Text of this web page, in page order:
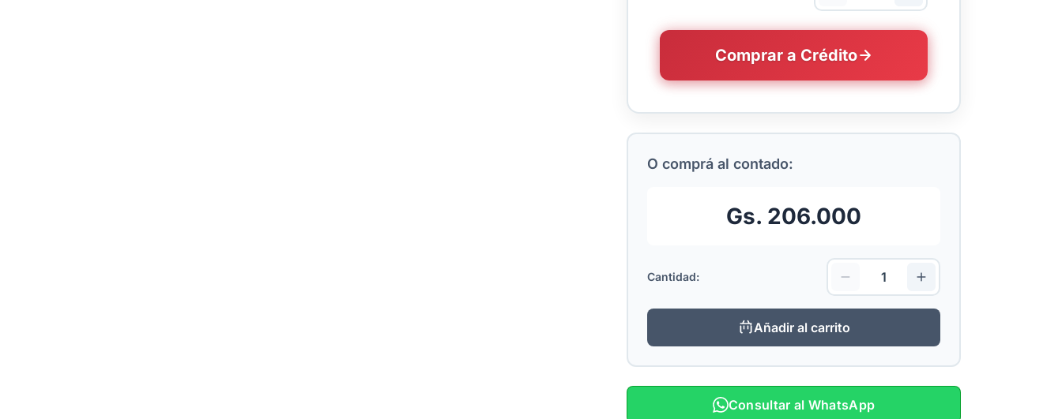
Comprar a Crédito
O comprá al contado:
Gs. 206.000
Cantidad:
Añadir al carrito
Consultar al WhatsApp